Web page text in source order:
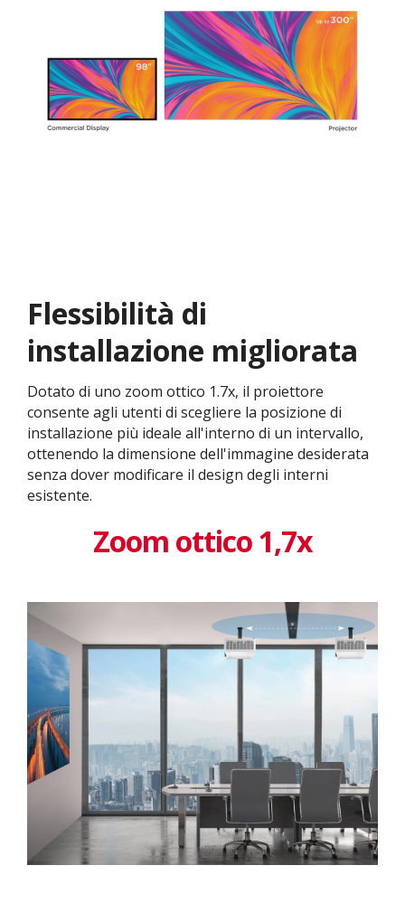
Flessibilità di
installazione migliorata
Dotato di uno zoom ottico 1.7x, il proiettore
consente agli utenti di scegliere la posizione di
installazione più ideale all'interno di un intervallo,
ottenendo la dimensione dell'immagine desiderata
senza dover modificare il design degli interni
esistente. ​
Zoom ottico 1,7x